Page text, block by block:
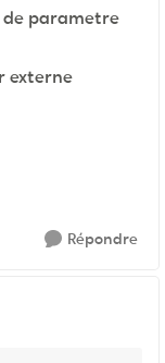
de parametre
externe
Répondre